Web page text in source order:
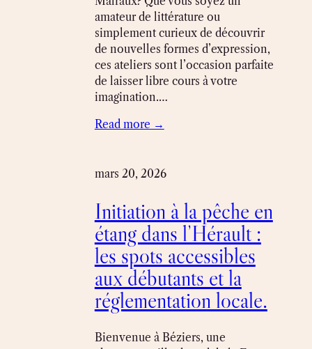
amateur de littérature ou
simplement curieux de découvrir
de nouvelles formes d’expression,
ces ateliers sont l’occasion parfaite
de laisser libre cours à votre
imagination.…
Read more →
mars 20, 2026
Initiation à la pêche en
étang dans l’Hérault :
les spots accessibles
aux débutants et la
réglementation locale.
Bienvenue à Béziers, une